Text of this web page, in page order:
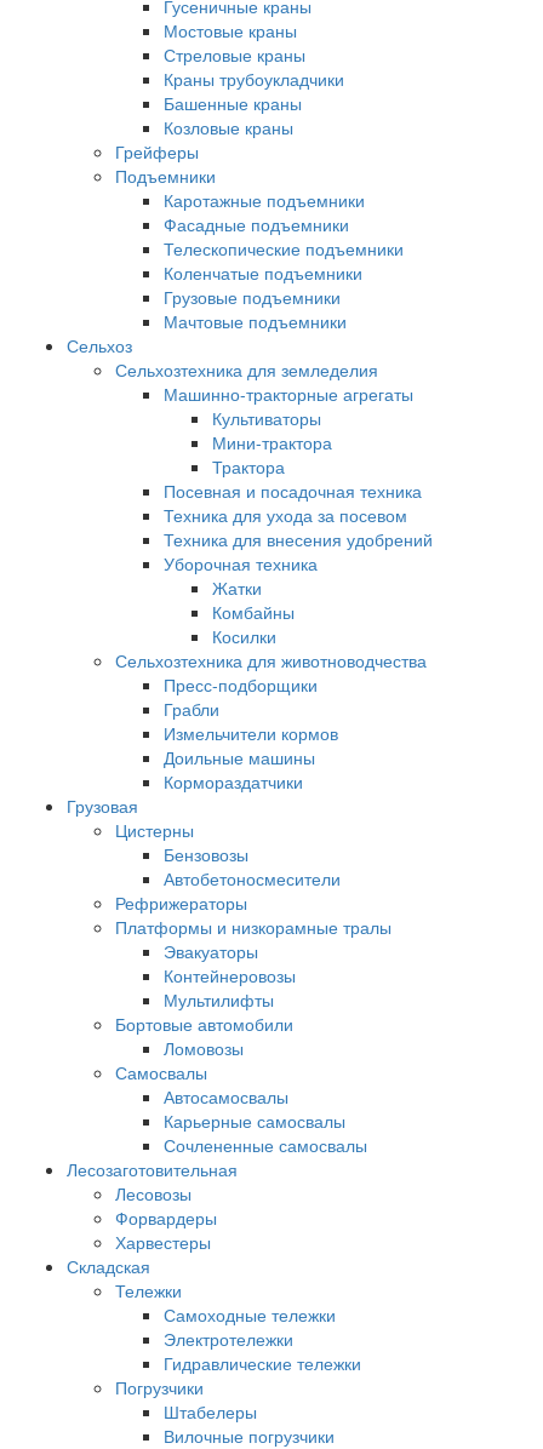
Гусеничные краны
Мостовые краны
Стреловые краны
Краны трубоукладчики
Башенные краны
Козловые краны
Грейферы
Подъемники
Каротажные подъемники
Фасадные подъемники
Телескопические подъемники
Коленчатые подъемники
Грузовые подъемники
Мачтовые подъемники
Сельхоз
Сельхозтехника для земледелия
Машинно-тракторные агрегаты
Культиваторы
Мини-трактора
Трактора
Посевная и посадочная техника
Техника для ухода за посевом
Техника для внесения удобрений
Уборочная техника
Жатки
Комбайны
Косилки
Сельхозтехника для животноводчества
Пресс-подборщики
Грабли
Измельчители кормов
Доильные машины
Кормораздатчики
Грузовая
Цистерны
Бензовозы
Автобетоносмесители
Рефрижераторы
Платформы и низкорамные тралы
Эвакуаторы
Контейнеровозы
Мультилифты
Бортовые автомобили
Ломовозы
Самосвалы
Автосамосвалы
Карьерные самосвалы
Сочлененные самосвалы
Лесозаготовительная
Лесовозы
Форвардеры
Харвестеры
Складская
Тележки
Самоходные тележки
Электротележки
Гидравлические тележки
Погрузчики
Штабелеры
Вилочные погрузчики